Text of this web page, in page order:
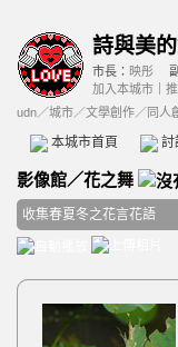
詩與美
市長： 映彤
加入本城市
udn／城市／文學創作／同人
本城市首頁 討
影像館／花之舞
收集春夏冬之花言花語